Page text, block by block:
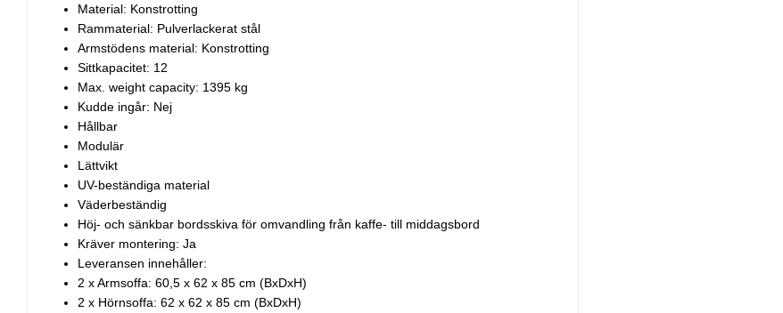
Material: Konstrotting
Rammaterial: Pulverlackerat stål
Armstödens material: Konstrotting
Sittkapacitet: 12
Max. weight capacity: 1395 kg
Kudde ingår: Nej
Hållbar
Modulär
Lättvikt
UV-beständiga material
Väderbeständig
Höj- och sänkbar bordsskiva för omvandling från kaffe- till middagsbord
Kräver montering: Ja
Leveransen innehåller:
2 x Armsoffa: 60,5 x 62 x 85 cm (BxDxH)
2 x Hörnsoffa: 62 x 62 x 85 cm (BxDxH)